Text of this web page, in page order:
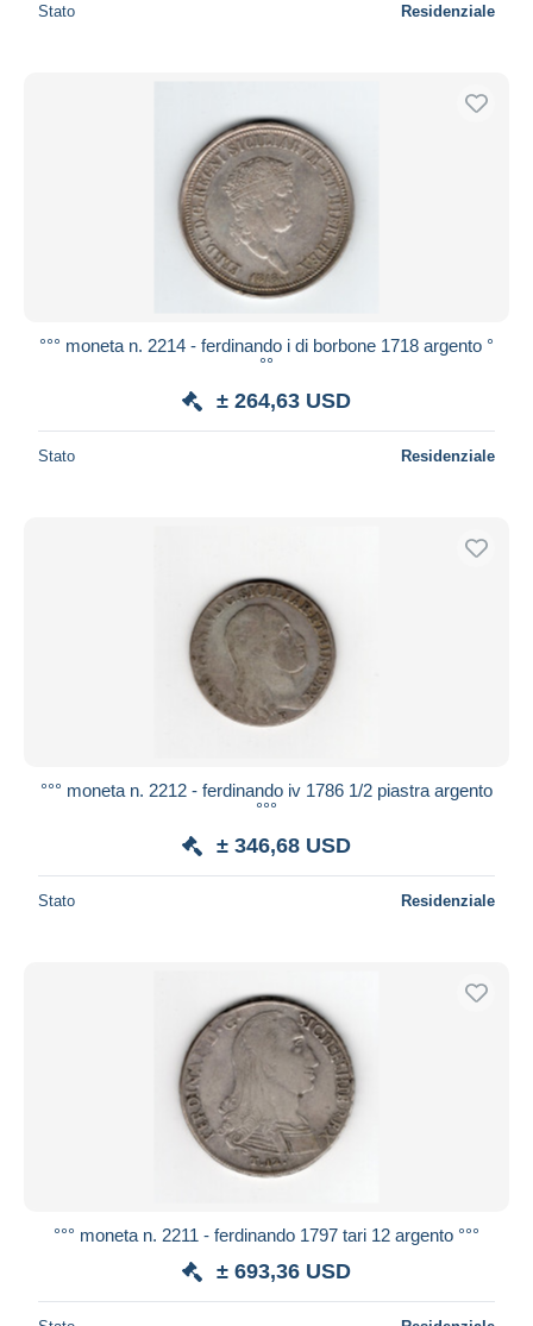
Stato Residenziale
°°° moneta n. 2214 - ferdinando i di borbone 1718 argento °
°°
± 264,63 USD
Stato Residenziale
°°° moneta n. 2212 - ferdinando iv 1786 1/2 piastra argento
°°°
± 346,68 USD
Stato Residenziale
°°° moneta n. 2211 - ferdinando 1797 tari 12 argento °°°
± 693,36 USD